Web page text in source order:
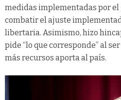
medidas implementadas por
combatir el ajuste
libertaria. Asimismo, hizo
pide “lo que corresponde” al
más recursos aporta al país.